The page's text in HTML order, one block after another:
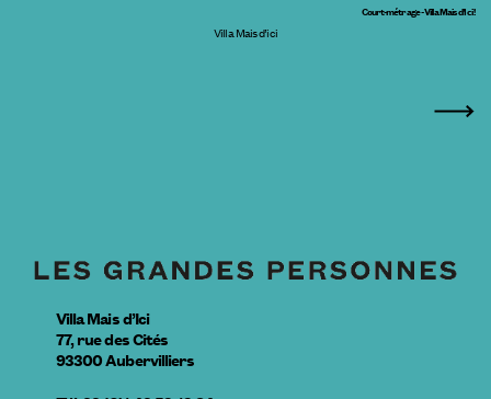
Court-métrage - Villa Mais d’Ici !
Villa Mais d’ici
Villa Mais d’Ici
77, rue des Cités
93300Aubervilliers